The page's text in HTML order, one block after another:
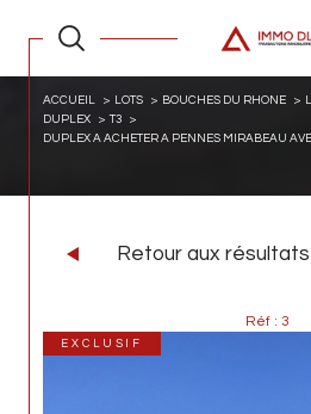
ACCUEIL LOTS BOUCHES DU RHONE
DUPLEX
T3
DUPLEX A ACHETER A PENNES MIRABEAU
Retour aux résultats
Réf : 3
EXCLUSIF